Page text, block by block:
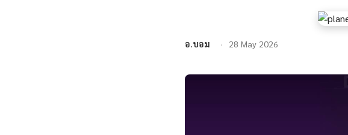
อ.บอม 28 May 2026